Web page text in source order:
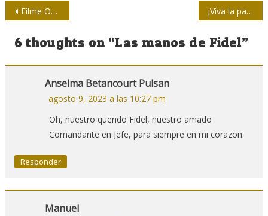
Navegación
de
Filme Oppenheimer y una posible sexta extinción global (I) ¡Viva la pasión! (Si es buena)
6 thoughts on “Las manos de Fidel”
Anselma Betancourt Pulsan
agosto 9, 2023 a las 10:27 pm
Oh, nuestro querido Fidel, nuestro amado
Comandante en Jefe, para siempre en mi corazon.
Responder
Manuel